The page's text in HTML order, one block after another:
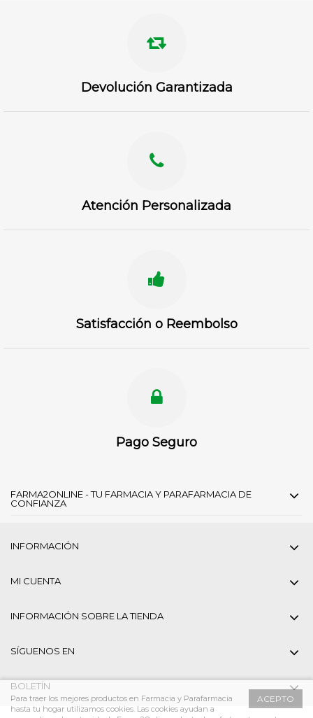
Devolución Garantizada
Atención Personalizada
Satisfacción o Reembolso
Pago Seguro
FARMA2ONLINE - TU FARMACIA Y PARAFARMACIA DE
CONFIANZA
INFORMACIÓN
MI CUENTA
INFORMACIÓN SOBRE LA TIENDA
SÍGUENOS EN
BOLETÍN
ACEPTO
Para traer los mejores productos en Farmacia y Parafarmacia
hasta tu hogar utilizamos cookies. Las cookies ayudan a